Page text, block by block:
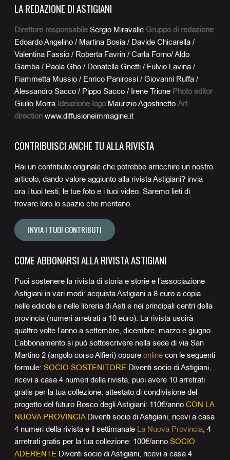
LA REDAZIONE DI ASTIGIANI
Direttore responsabile Sergio Miravalle Gruppo di redazione
Edoardo Angelino / Martina Bosia / Davide Chicarella /
Valentina Fassio / Roberta Favrin / Carla Forno/ Aldo
Gamba / Paola Gho / Donatella Gnetti / Fulvio Lavina /
Fiammetta Mussio / Enrico Panirossi / Giovanni Ruffa /
Alessandro Sacco / Pippo Sacco / Irene Trione Photo editor
Giulio Morra Ideazione logo Maurizio Agostinetto Art
direction www.diffusioneimmagine.it
CONTRIBUISCI ANCHE TU ALLA RIVISTA
Hai un contributo originale che potrebbe arricchire un nostro
articolo, dando valore aggiunto alla rivista Astigiani? invia
ora i tuoi testi, le tue foto e i tuoi video. Saremo lieti di
trovare loro lo spazio che meritano.
INVIA I TUOI CONTRIBUTI
COME ABBONARSI ALLA RIVISTA ASTIGIANI
Puoi sostenere la rivista di storia e storie e l’associazione
Astigiani in vari modi: acquista Astigiani a 8 euro a copia
nelle edicole e nelle libreria di Asti e nei principali centri della
provincia (numeri arretrati a 10 euro). La rivista uscirà
quattro volte l’anno a settembre, dicembre, marzo e giugno.
L’abbonamento si può sottoscrivere nella sede di via San
Martino 2 (angolo corso Alfieri) oppureonline con le seguenti
formule:SOCIO SOSTENITORE Diventi socio di Astigiani,
ricevi a casa 4 numeri della rivista, puoi avere 10 arretrati
gratis per la tua collezione, attestato di condivisione del
progetto del futuro Bosco degli Astigiani: 110€/annoCON LA
NUOVA PROVINCIADiventi socio di Astigiani, ricevi a casa
4 numeri della rivista e il settimanale La Nuova Provincia, 4
arretrati gratis per la tua collezione: 100€/annoSOCIO
ADERENTE Diventi socio di Astigiani, ricevi a casa 4